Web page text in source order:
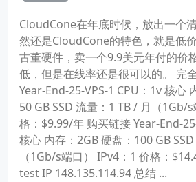
CloudCone在年底时候，放出一个
然还是CloudCone的特色，就是低
古董硬件，卖一个9.9美元年付的价
低，但是在线率还是很可以的。 完
Year-End-25-VPS-1 CPU：1v 核心
50 GB SSD 流量：1 TB / 月（1Gb/
格：$9.99/年 购买链接 Year-End-
核心 内存：2GB 硬盘：100 GB
（1Gb/s端口） IPv4：1 价格：
test IP 148.135.114.94 总结 ...